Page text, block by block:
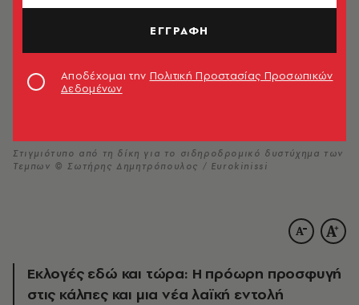
Στιγμιότυπο από τη δίκη για το σιδηροδρομικό δυστύχημα των
Τεμπων © Σωτήρης Δημητρόπουλος / Eurokinissi
Εκλογές εδώ και τώρα: Η πρόωρη προσφυγή
στις κάλπες και μια νέα λαϊκή εντολή
ΕΓΓΡΑΦΗ
Αποδέχομαι την Πολιτική Προστασίας Προσωπικών
Δεδομένων